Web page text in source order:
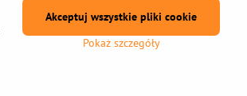
Pokaż szczegóły
Akceptuj wszystkie pliki cookie